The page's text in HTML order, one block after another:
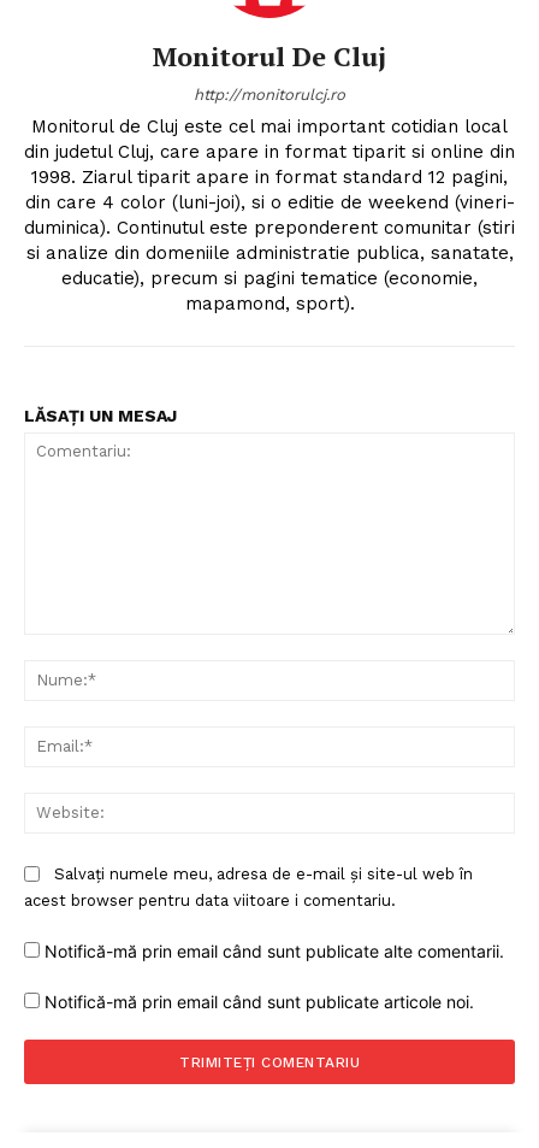
Monitorul De Cluj
http://monitorulcj.ro
Monitorul de Cluj este cel mai important cotidian local
din judetul Cluj, care apare in format tiparit si online din
1998. Ziarul tiparit apare in format standard 12 pagini,
din care 4 color (luni-joi), si o editie de weekend (vineri-
duminica). Continutul este preponderent comunitar (stiri
si analize din domeniile administratie publica, sanatate,
educatie), precum si pagini tematice (economie,
mapamond, sport).
LĂSAȚI UN MESAJ
Salvați numele meu, adresa de e-mail și site-ul web în
acest browser pentru data viitoare i comentariu.
Notifică-mă prin email când sunt publicate alte comentarii.
Notifică-mă prin email când sunt publicate articole noi.